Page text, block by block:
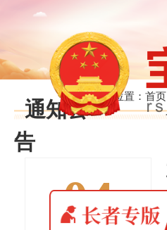
当前位置： 首页
通知公
告
04